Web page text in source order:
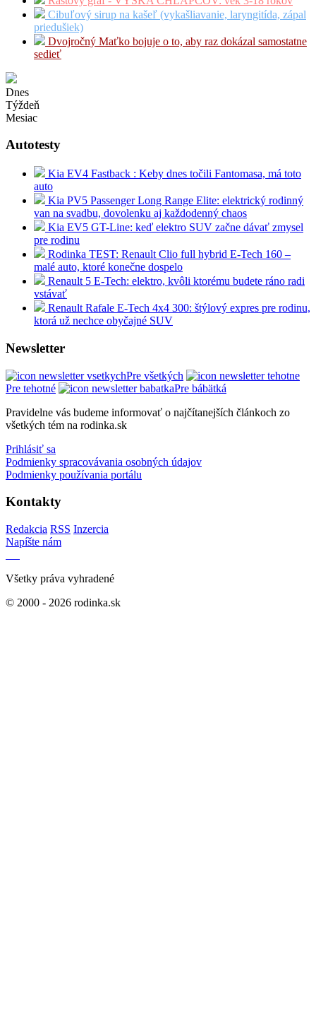
Cibuľový sirup na kašeľ (vykašliavanie, laryngitída, zápal
priedušiek)
Dvojročný Maťko bojuje o to, aby raz dokázal samostatne
sedieť
Dnes
Týždeň
Mesiac
Autotesty
Kia EV4 Fastback : Keby dnes točili Fantomasa, má toto
auto
Kia PV5 Passenger Long Range Elite: elektrický rodinný
van na svadbu, dovolenku aj každodenný chaos
Kia EV5 GT-Line: keď elektro SUV začne dávať zmysel
pre rodinu
Rodinka TEST: Renault Clio full hybrid E-Tech 160 –
malé auto, ktoré konečne dospelo
Renault 5 E-Tech: elektro, kvôli ktorému budete ráno radi
vstávať
Renault Rafale E-Tech 4x4 300: štýlový expres pre rodinu,
ktorá už nechce obyčajné SUV
Newsletter
Pre všetkých
Pre tehotné
Pre bábätká
Pravidelne vás budeme informovať o najčítanejších článkoch zo
všetkých tém na rodinka.sk
Prihlásiť sa
Podmienky spracovávania osobných údajov
Podmienky používania portálu
Kontakty
Redakcia RSS Inzercia
Napíšte nám
Všetky práva vyhradené
© 2000 - 2026 rodinka.sk